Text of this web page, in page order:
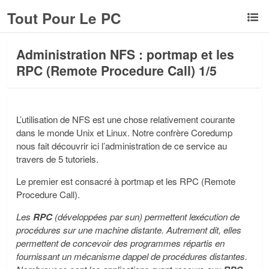
Tout Pour Le PC
Administration NFS : portmap et les
RPC (Remote Procedure Call) 1/5
L’utilisation de NFS est une chose relativement courante
dans le monde Unix et Linux. Notre confrère Coredump
nous fait découvrir ici l’administration de ce service au
travers de 5 tutoriels.
Le premier est consacré à portmap et les RPC (Remote
Procedure Call).
Les RPC(développées par sun) permettent lexécution de
procédures sur une machine distante. Autrement dit, elles
permettent de concevoir des programmes répartis en
fournissant un mécanisme dappel de procédures distantes.